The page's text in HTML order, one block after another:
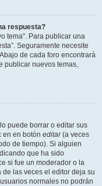
respuesta?
tema”. Para publicar una
Seguramente necesite
de cada foro encontrará
publicar nuevos temas,
puede borrar o editar sus
en en botón editar(a veces
de tiempo). Si alguien
que ha sido
si fue un moderador o la
las veces el editor deja su
normales no podrán